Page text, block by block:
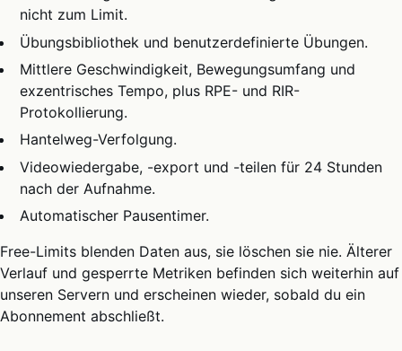
nicht zum Limit.
Übungsbibliothek und benutzerdefinierte Übungen.
Mittlere Geschwindigkeit, Bewegungsumfang und
exzentrisches Tempo, plus RPE- und RIR-
Protokollierung.
Hantelweg-Verfolgung.
Videowiedergabe, -export und -teilen für 24 Stunden
nach der Aufnahme.
Automatischer Pausentimer.
Free-Limits blenden Daten aus, sie löschen sie nie. Älterer
Verlauf und gesperrte Metriken befinden sich weiterhin auf
unseren Servern und erscheinen wieder, sobald du ein
Abonnement abschließt.